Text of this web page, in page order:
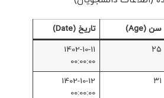
سن (Age)
تاریخ (Date)
۲۵
1402-10-11
00:00:00
۳۱
1402-10-12
00:00:00